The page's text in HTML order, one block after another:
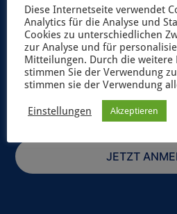
Dritte weiter. Weitere
findest du in unserer
JETZT
Diese Internetseite verwendet
Analytics für die Analyse und
Cookies zu unterschiedlichen
zur Analyse und für
Mitteilungen. Durch die weitere
stimmen Sie der Verwendung
stimmen sie der Verwendung
Einstellungen Akzeptieren